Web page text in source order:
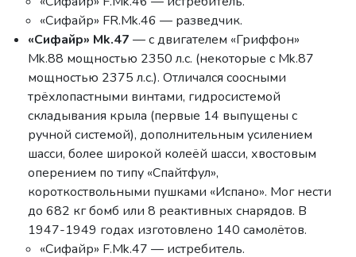
«Сифайр» FR.Mk.46 — разведчик.
«Сифайр» Mk.47 — с двигателем «Гриффон»
Mk.88 мощностью 2350 л.с. (некоторые с Mk.87
мощностью 2375 л.с.). Отличался соосными
трёхлопастными винтами, гидросистемой
складывания крыла (первые 14 выпущены с
ручной системой), дополнительным усилением
шасси, более широкой колеёй шасси, хвостовым
оперением по типу «Спайтфул»,
короткоствольными пушками «Испано». Мог нести
до 682 кг бомб или 8 реактивных снарядов. В
1947-1949 годах изготовлено 140 самолётов.
«Сифайр» F.Mk.47 — истребитель.